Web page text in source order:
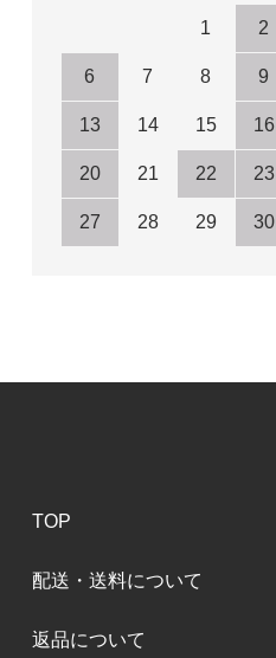
1 2
6 7 8 9
13 14 15 16
20 21 22 23
27 28 29 30
TOP
配送・送料について
返品について